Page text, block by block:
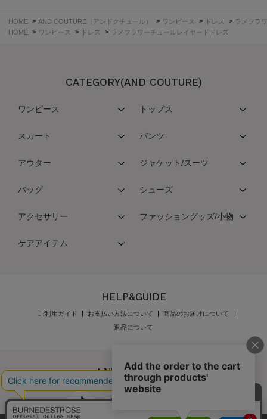
HOME > AND COUTURE（アンドクチュール） > ワンピース > ドレス > ラメフラ
HOME > ワンピース > ドレス > ラメフラワーチュールレイヤードドレス
CATEGORY(AND COUTURE)
ワンピース トップス
スカート パンツ
アウター ジャケット/スーツ
バッグ シューズ
アクセサリー ファッショングッズ/小物
ケアアイテム
HELP&GUIDE
ご利用ガイド お支払い方法について
商品のお届けについて
返品について